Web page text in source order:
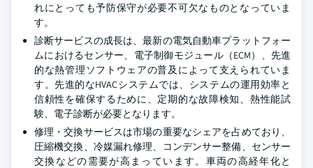
れにとっても予防保守が必要不可欠なものとなっていま
す。
診断サービスの成長は、最新の電気自動車プラットフォー
ムにおけるセンサー、電子制御モジュール（ECM）、先進
的な熱管理ソフトウェアの普及によって支えられていま
す。先進的なHVACシステムでは、システムの運用効率と
信頼性を確保するために、定期的な故障検知、熱性能試
験、電子診断が必要となります。
修理・交換サービスは市場の重要なシェアを占めており、
圧縮機交換、冷媒漏れ修理、コンデンサー整備、センサー
交換などの需要が高まっています。車両の高経年化と